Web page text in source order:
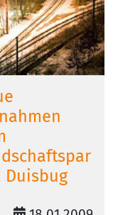
Duisbug